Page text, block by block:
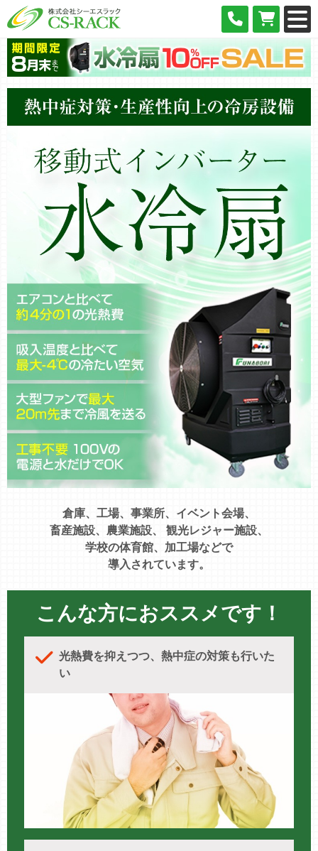
倉庫、工場、事業所、イベント会場、
畜産施設、農業施設、
観光レジャー施設、
学校の体育館、加工場などで
導入されています。
こんな方におススメです！
光熱費を抑えつつ、熱中症の対策も行いた
い